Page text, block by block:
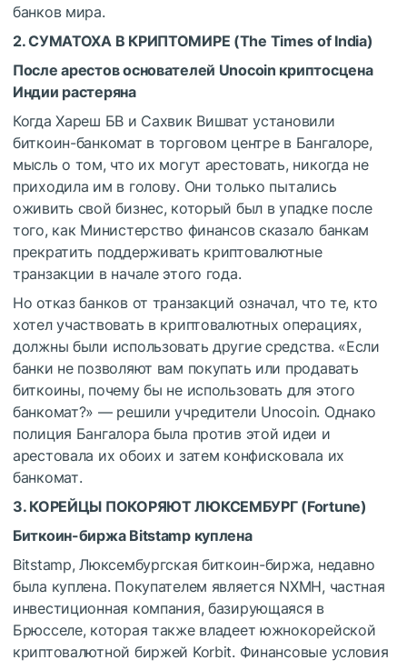
банков мира.
2. СУМАТОХА В КРИПТОМИРЕ (The Times of India)
После арестов основателей Unocoin криптосцена
Индии растеряна
Когда Хареш БВ и Сахвик Вишват установили
биткоин-банкомат в торговом центре в Бангалоре,
мысль о том, что их могут арестовать, никогда не
приходила им в голову. Они только пытались
оживить свой бизнес, который был в упадке после
того, как Министерство финансов сказало банкам
прекратить поддерживать криптовалютные
транзакции в начале этого года.
Но отказ банков от транзакций означал, что те, кто
хотел участвовать в криптовалютных операциях,
должны были использовать другие средства. «Если
банки не позволяют вам покупать или продавать
биткоины, почему бы не использовать для этого
банкомат?» — решили учредители Unocoin. Однако
полиция Бангалора была против этой идеи и
арестовала их обоих и затем конфисковала их
банкомат.
3. КОРЕЙЦЫ ПОКОРЯЮТ ЛЮКСЕМБУРГ (Fortune)
Биткоин-биржа Bitstamp куплена
Bitstamp, Люксембургская биткоин-биржа, недавно
была куплена. Покупателем является NXMH, частная
инвестиционная компания, базирующаяся в
Брюсселе, которая также владеет южнокорейской
криптовалютной биржей Korbit. Финансовые условия